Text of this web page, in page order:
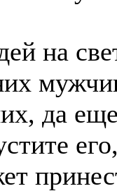
на
да